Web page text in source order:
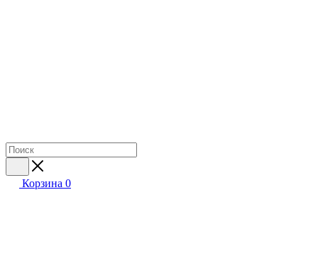
Корзина 0